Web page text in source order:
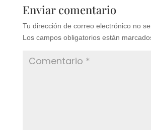
Enviar comentario
Tu dirección de correo electrónico no
Los campos obligatorios están